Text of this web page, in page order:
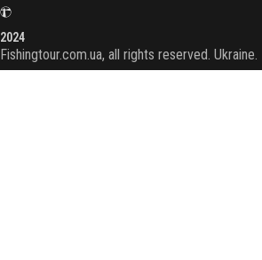
2024
Fishingtour.com.ua, all rights reserved. Ukraine.